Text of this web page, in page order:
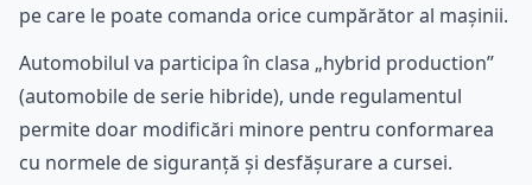
pe care le poate comanda orice cumpărător al mașinii.
Automobilul va participa în clasa „hybrid production”
(automobile de serie hibride), unde regulamentul
permite doar modificări minore pentru conformarea
cu normele de siguranță și desfășurare a cursei.